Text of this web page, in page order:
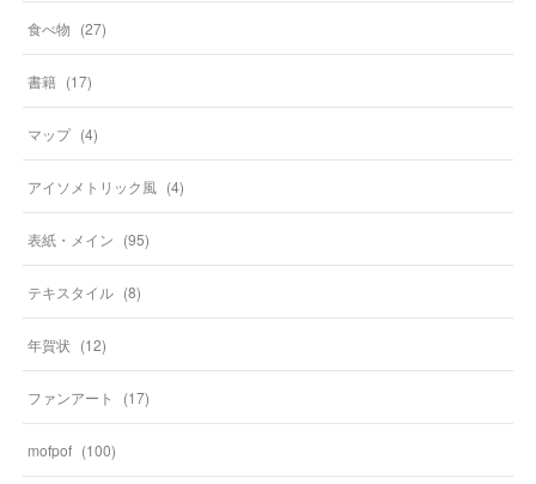
食べ物 (27)
書籍 (17)
マップ (4)
アイソメトリック風 (4)
表紙・メイン (95)
テキスタイル (8)
年賀状 (12)
ファンアート (17)
mofpof (100)